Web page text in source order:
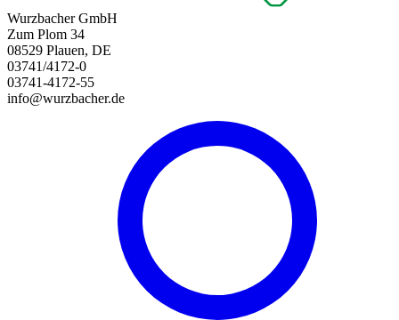
Wurzbacher GmbH
Zum Plom 34
08529 Plauen, DE
03741/4172-0
03741-4172-55
info@wurzbacher.de